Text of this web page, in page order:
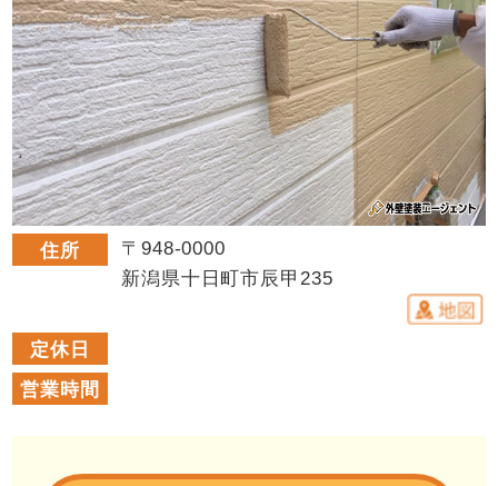
住所
〒948-0000
新潟県十日町市辰甲235
定休日
営業時間